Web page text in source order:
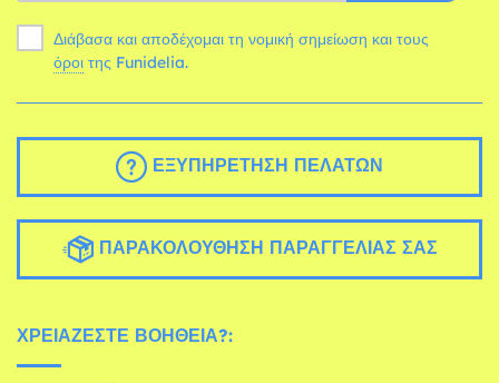
Διάβασα και αποδέχομαι τη νομική σημείωση και τους
όροι της Funidelia.
ΕΞΥΠΗΡΈΤΗΣΗ ΠΕΛΑΤΏΝ
ΠΑΡΑΚΟΛΟΎΘΗΣΗ ΠΑΡΑΓΓΕΛΊΑΣ ΣΑΣ
ΧΡΕΙΆΖΕΣΤΕ ΒΟΉΘΕΙΑ?: